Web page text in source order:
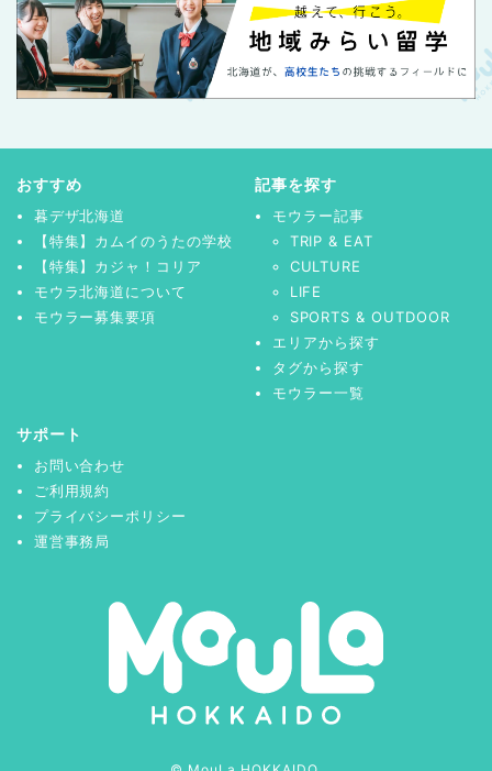
おすすめ
暮デザ北海道
【特集】カムイのうたの学校
【特集】カジャ！コリア
モウラ北海道について
モウラー募集要項
記事を探す
モウラー記事
TRIP & EAT
CULTURE
LIFE
SPORTS & OUTDOOR
エリアから探す
タグから探す
モウラー一覧
サポート
お問い合わせ
ご利用規約
プライバシーポリシー
運営事務局